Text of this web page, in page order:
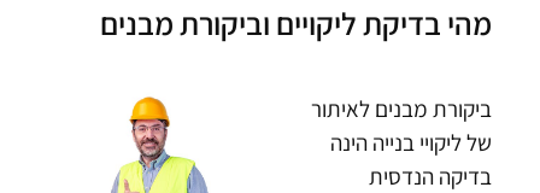
מהי בדיקת ליקויים וביקורת מבנים
ביקורת מבנים לאיתור
של ליקויי בנייה הינה
בדיקה הנדסית